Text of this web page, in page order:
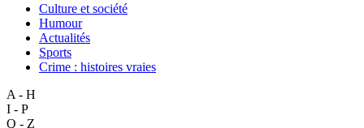
Culture et société
Humour
Actualités
Sports
Crime : histoires vraies
A - H
I - P
Q - Z